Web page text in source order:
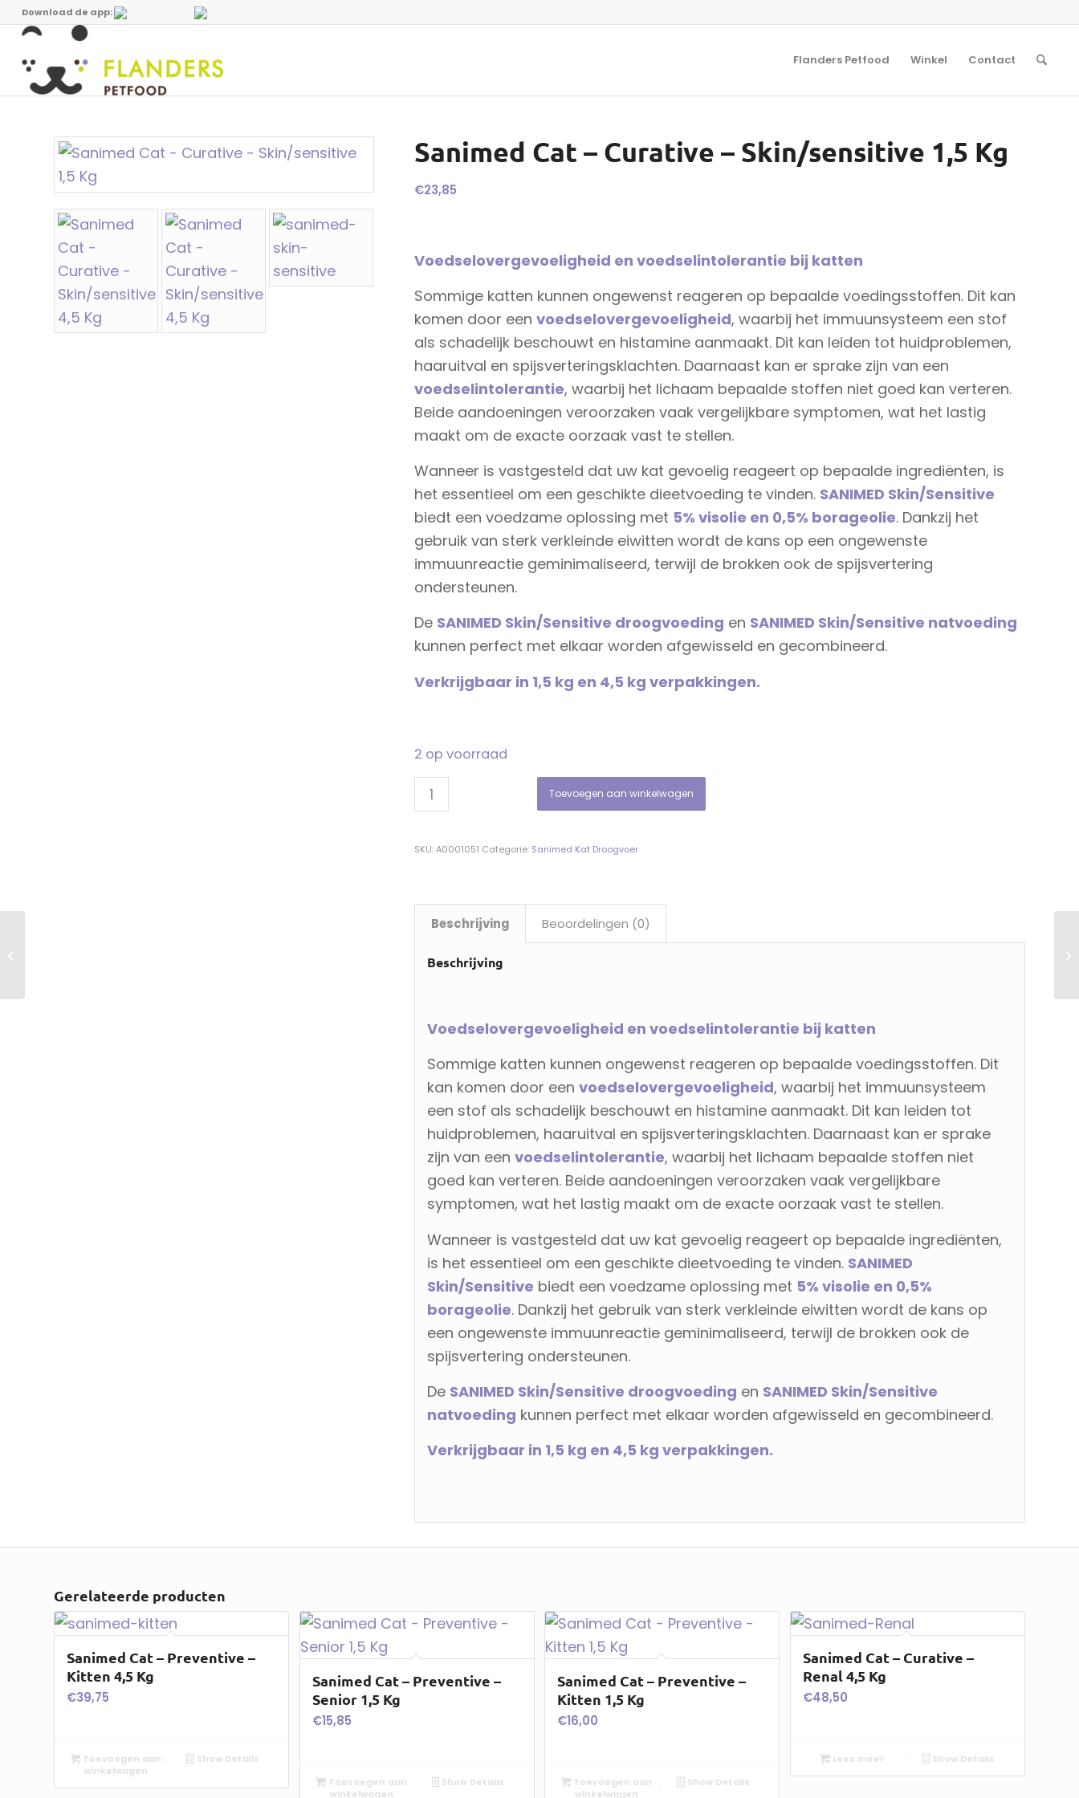
Download de app:
Flanders Petfood Winkel Contact
Sanimed Cat – Curative – Skin/sensitive 1,5 Kg
€23,85
Voedselovergevoeligheid en voedselintolerantie bij katten
Sommige katten kunnen ongewenst reageren op bepaalde voedingsstoffen. Dit kan
komen door eenvoedselovergevoeligheid, waarbij het immuunsysteem een stof
als schadelijk beschouwt en histamine aanmaakt. Dit kan leiden tot huidproblemen,
haaruitval en spijsverteringsklachten. Daarnaast kan er sprake zijn van een
voedselintolerantie, waarbij het lichaam bepaalde stoffen niet goed kan verteren.
Beide aandoeningen veroorzaken vaak vergelijkbare symptomen, wat het lastig
maakt om de exacte oorzaak vast te stellen.
Wanneer is vastgesteld dat uw kat gevoelig reageert op bepaalde ingrediënten, is
het essentieel om een geschikte dieetvoeding te vinden. SANIMED Skin/Sensitive
biedt een voedzame oplossing met 5% visolie en 0,5% borageolie. Dankzij het
gebruik van sterk verkleinde eiwitten wordt de kans op een ongewenste
immuunreactie geminimaliseerd, terwijl de brokken ook de spijsvertering
ondersteunen.
De SANIMED Skin/Sensitive droogvoeding en SANIMED Skin/Sensitive natvoeding
kunnen perfect met elkaar worden afgewisseld en gecombineerd.
Verkrijgbaar in 1,5 kg en 4,5 kg verpakkingen.
2 op voorraad
Toevoegen aan winkelwagen
SKU:A0001051 Categorie: Sanimed Kat Droogvoer
Beschrijving Beoordelingen (0)
Beschrijving
Voedselovergevoeligheid en voedselintolerantie bij katten
Sommige katten kunnen ongewenst reageren op bepaalde voedingsstoffen. Dit
kan komen door eenvoedselovergevoeligheid, waarbij het immuunsysteem
een stof als schadelijk beschouwt en histamine aanmaakt. Dit kan leiden tot
huidproblemen, haaruitval en spijsverteringsklachten. Daarnaast kan er sprake
zijn van eenvoedselintolerantie, waarbij het lichaam bepaalde stoffen niet
goed kan verteren. Beide aandoeningen veroorzaken vaak vergelijkbare
symptomen, wat het lastig maakt om de exacte oorzaak vast te stellen.
Wanneer is vastgesteld dat uw kat gevoelig reageert op bepaalde ingrediënten,
is het essentieel om een geschikte dieetvoeding te vinden. SANIMED
Skin/Sensitive biedt een voedzame oplossing met 5% visolie en 0,5%
borageolie. Dankzij het gebruik van sterk verkleinde eiwitten wordt de kans op
een ongewenste immuunreactie geminimaliseerd, terwijl de brokken ook de
spijsvertering ondersteunen.
De SANIMED Skin/Sensitive droogvoeding en SANIMED Skin/Sensitive
natvoeding kunnen perfect met elkaar worden afgewisseld en gecombineerd.
Verkrijgbaar in 1,5 kg en 4,5 kg verpakkingen.
Gerelateerde producten
Sanimed Cat – Preventive –
Kitten 4,5 Kg
€39,75
Toevoegen aan
winkelwagen
Show Details
Sanimed Cat – Preventive –
Senior 1,5 Kg
€15,85
Toevoegen aan
winkelwagen
Show Details
Sanimed Cat – Preventive –
Kitten 1,5 Kg
€16,00
Toevoegen aan
winkelwagen
Show Details
Sanimed Cat – Curative –
Renal 4,5 Kg
€48,50
Lees meer Show Details